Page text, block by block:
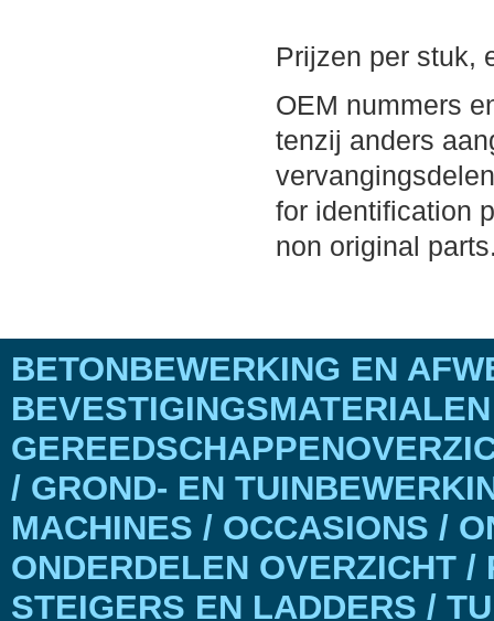
Prijzen per stuk,
OEM nummers
tenzij anders
for identification
non original
BETONBEWERKING EN
/ GROND- EN
MACHINES / OCCASIONS /
ONDERDELEN OVERZICHT
STEIGERS EN LADDERS /